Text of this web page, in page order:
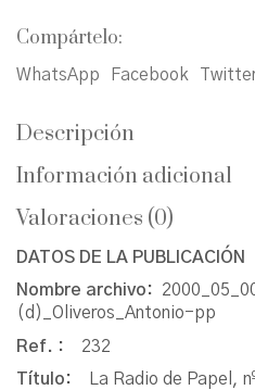
Compártelo:
WhatsApp Facebook
Descripción
Información adicional
Valoraciones (0)
DATOS DE LA PUBLICACIÓN
Nombre archivo:
(d)_Oliveros_Antonio-pp
Ref. : 232
Título:
La Radio de Papel,